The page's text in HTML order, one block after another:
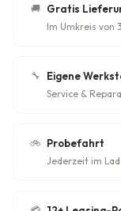
🚚 Gratis
Im Umkreis von
🔧 Eigene
Service &
🚲 Probefahrt
Jederzeit im